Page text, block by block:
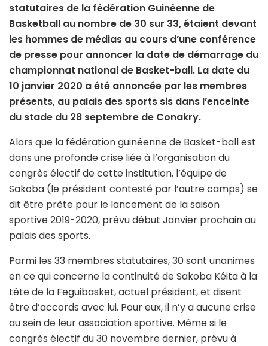
statutaires de la fédération Guinéenne de
Basketball au nombre de 30 sur 33, étaient devant
les hommes de médias au cours d’une conférence
de presse pour annoncer la date de démarrage du
championnat national de Basket-ball. La date du
10 janvier 2020 a été annoncée par les membres
présents, au palais des sports sis dans l’enceinte
du stade du 28 septembre de Conakry.
Alors que la fédération guinéenne de Basket-ball est
dans une profonde crise liée à l’organisation du
congrès électif de cette institution, l’équipe de
Sakoba (le président contesté par l’autre camps) se
dit être prête pour le lancement de la saison
sportive 2019-2020, prévu début Janvier prochain au
palais des sports.
Parmi les 33 membres statutaires, 30 sont unanimes
en ce qui concerne la continuité de Sakoba Kéita à la
tête de la Feguibasket, actuel président, et disent
être d’accords avec lui. Pour eux, il n’y a aucune crise
au sein de leur association sportive. Même si le
congrès électif du 30 novembre dernier, prévu à